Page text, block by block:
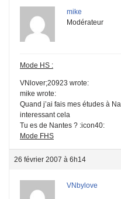
mike
Modérateur
Mode HS :
VNlover;20923 wrote:
mike wrote:
Quand j’ai fais mes études à
interessant cela
Tu es de Nantes ? :icon40:
Mode FHS
26 février 2007 à 6h14
VNbylove